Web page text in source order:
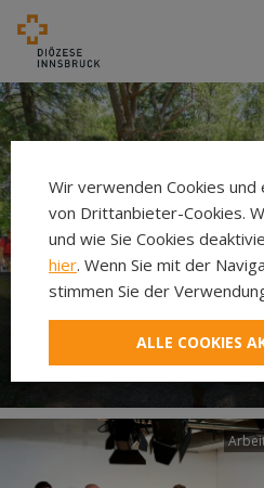
Neuer
Laudato si’
Wir verwenden Cookies und
von Drittanbieter-Cookies.
und wie Sie Cookies
hier. Wenn Sie mit der
stimmen Sie der
ALLE COOKIES